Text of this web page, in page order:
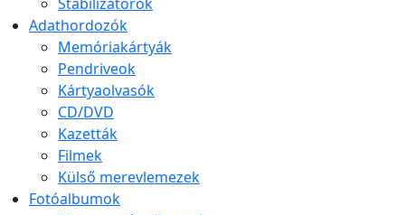
Adathordozók
Memóriakártyák
Pendriveok
Kártyaolvasók
CD/DVD
Kazetták
Filmek
Külső merevlemezek
Fotóalbumok